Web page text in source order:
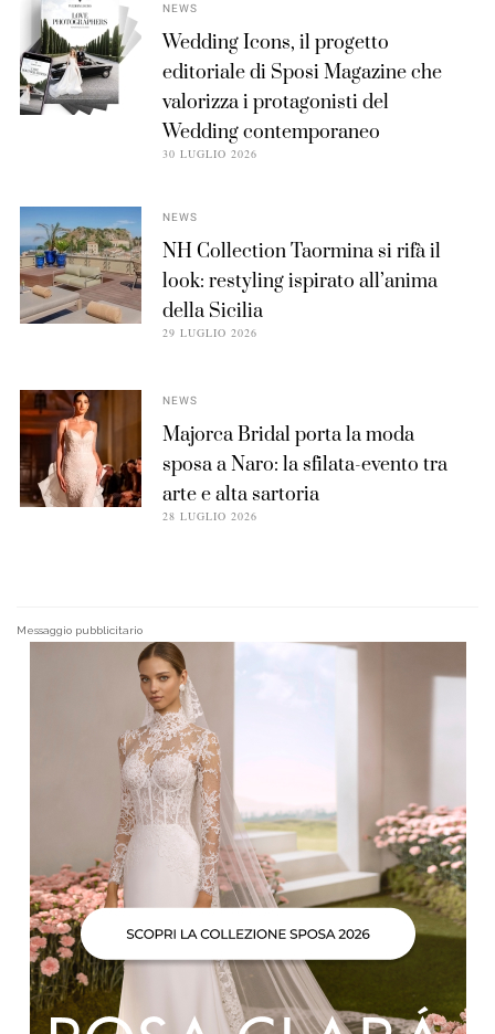
NEWS
Wedding Icons, il progetto
editoriale di Sposi Magazine che
valorizza i protagonisti del
Wedding contemporaneo
30 LUGLIO 2026
NEWS
NH Collection Taormina si rifà il
look: restyling ispirato all’anima
della Sicilia
29 LUGLIO 2026
NEWS
Majorca Bridal porta la moda
sposa a Naro: la sfilata-evento tra
arte e alta sartoria
28 LUGLIO 2026
Messaggio pubblicitario